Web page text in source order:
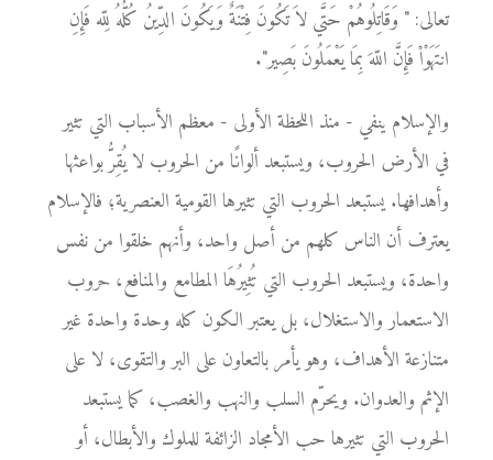
تعالى: " وَقَاتِلُوهُمْ حَتَّي لاَ تَكُونَ فِتْنَةٌ وَيَكُونَ الدِّينُ كُلُّهُ لِلّه فَإِنِ
انتَهَوْاْ فَإِنَّ اللّهَ بِمَا يَعْمَلُونَ بَصِير".
والإسلام ينفي - منذ اللحظة الأولى - معظم الأسباب التي تثير
في الأرض الحروب، ويستبعد ألوانًا من الحروب لا يُقِرُّ بواعثها
وأهدافها. يستبعد الحروب التي تثيرها القومية العنصرية؛ فالإسلام
يعترف أن الناس كلهم من أصل واحد، وأنهم خلقوا من نفس
واحدة، ويستبعد الحروب التي تُثِيرُهَا المطامع والمنافع، حروب
الاستعمار والاستغلال، بل يعتبر الكون كله وحدة واحدة غير
متنازعة الأهداف، وهو يأمر بالتعاون على البر والتقوى، لا على
الإثم والعدوان. ويحرّم السلب والنهب والغصب، كما يستبعد
الحروب التي تثيرها حب الأمجاد الزائفة للملوك والأبطال، أو